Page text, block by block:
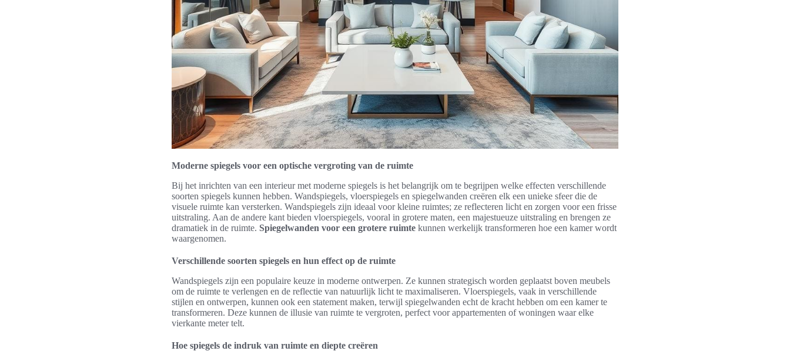
Moderne spiegels voor een optische vergroting van de ruimte
Bij het inrichten van een interieur met moderne spiegels is het belangrijk om te begrijpen welke effecten verschillende
soorten spiegels kunnen hebben. Wandspiegels, vloerspiegels en spiegelwanden creëren elk een unieke sfeer die de
visuele ruimte kan versterken. Wandspiegels zijn ideaal voor kleine ruimtes; ze reflecteren licht en zorgen voor een frisse
uitstraling. Aan de andere kant bieden vloerspiegels, vooral in grotere maten, een majestueuze uitstraling en brengen ze
dramatiek in de ruimte. Spiegelwanden voor een grotere ruimte kunnen werkelijk transformeren hoe een kamer wordt
waargenomen.
Verschillende soorten spiegels en hun effect op de ruimte
Wandspiegels zijn een populaire keuze in moderne ontwerpen. Ze kunnen strategisch worden geplaatst boven meubels
om de ruimte te verlengen en de reflectie van natuurlijk licht te maximaliseren. Vloerspiegels, vaak in verschillende
stijlen en ontwerpen, kunnen ook een statement maken, terwijl spiegelwanden echt de kracht hebben om een kamer te
transformeren. Deze kunnen de illusie van ruimte te vergroten, perfect voor appartementen of woningen waar elke
vierkante meter telt.
Hoe spiegels de indruk van ruimte en diepte creëren